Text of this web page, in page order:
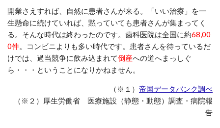
開業さえすれば、自然に患者さんが来る。「いい治療」を一
生懸命に続けていれば、黙っていても患者さんが集まってく
る。そんな時代は終わったのです。歯科医院は全国に約68,00
0件 。コンビニよりも多い時代です。患者さんを待っているだ
けでは、過当競争に飲み込まれて倒産への道へまっしぐ
ら・・・ということになりかねません。
（※１） 帝国データバンク調べ
（※２）厚生労働省 医療施設（静態・動態）調査・病院報
告